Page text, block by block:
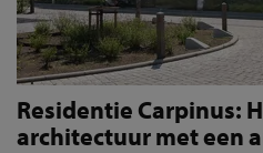
Residentie Carpinus:
architectuur met een